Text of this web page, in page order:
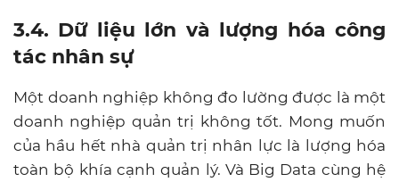
3.4. Dữ liệu lớn và lượng hóa công
tác nhân sự
Một doanh nghiệp không đo lường được là một
doanh nghiệp quản trị không tốt. Mong muốn
của hầu hết nhà quản trị nhân lực là lượng hóa
toàn bộ khía cạnh quản lý. Và Big Data cùng hệ